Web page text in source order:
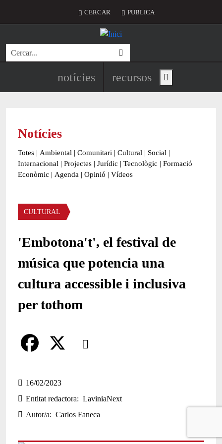
Menú del compte d'usuari
CERCAR PUBLICA
Cerca
Navegació principal de
notícies recursos Show main menu
Notícies
Totes | Ambiental | Comunitari | Cultural | Social |
Internacional | Projectes | Jurídic | Tecnològic | Formació |
Econòmic | Agenda | Opinió | Vídeos
Àmbit de la notícia
CULTURAL
'Embotona't', el festival de
música que potencia una
cultura accessible i inclusiva
per tothom
Comparteix
a
c
e
16/02/2023
Entitat redactora
LaviniaNext
Autor/a
Carlos Faneca